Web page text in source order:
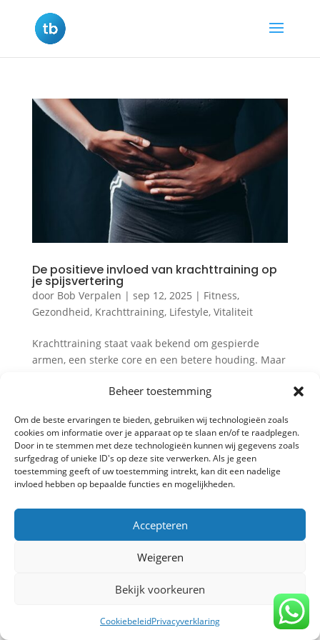
Beheer toestemming
Om de beste ervaringen te bieden, gebruiken wij technologieën zoals
cookies om informatie over je apparaat op te slaan en/of te raadplegen.
Door in te stemmen met deze technologieën kunnen wij gegevens zoals
surfgedrag of unieke ID's op deze site verwerken. Als je geen
toestemming geeft of uw toestemming intrekt, kan dit een nadelige
invloed hebben op bepaalde functies en mogelijkheden.
Accepteren
Weigeren
Bekijk voorkeuren
CookiebeleidPrivacyverklaring
De positieve invloed van krachttraining op
je spijsvertering
door Bob Verpalen | sep 12, 2025 | Fitness,
Gezondheid, Krachttraining, Lifestyle, Vitaliteit
Krachttraining staat vaak bekend om gespierde
armen, een sterke core en een betere houding. Maar
Van darmmotiliteit tot bloedsuiker en hongergevoel:
misschien...
Privacy verklaring-Algemene voorwaarden
BeatsbySV